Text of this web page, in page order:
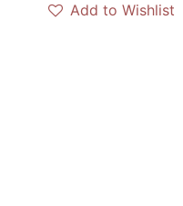
Add to Wishlist